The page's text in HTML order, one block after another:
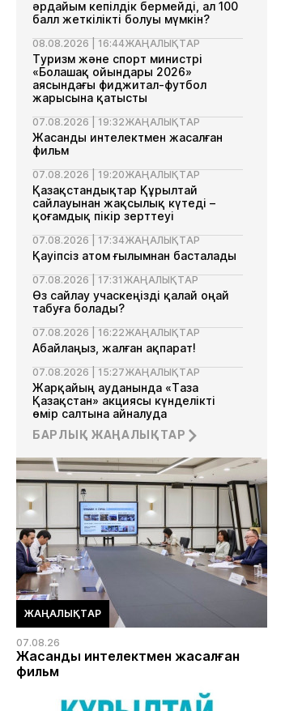
әрдайым кепілдік бермейді, ал 100
балл жеткілікті болуы мүмкін?
08.08.2026 | 16:44ЖАҢАЛЫҚТАР
Туризм және спорт министрі
«Болашақ ойындары 2026»
аясындағы фиджитал-футбол
жарысына қатысты
07.08.2026 | 19:32ЖАҢАЛЫҚТАР
Жасанды интелектмен жасалған
фильм
07.08.2026 | 19:20ЖАҢАЛЫҚТАР
Қазақстандықтар Құрылтай
сайлауынан жақсылық күтеді –
қоғамдық пікір зерттеуі
07.08.2026 | 17:34ЖАҢАЛЫҚТАР
Қауіпсіз атом ғылымнан басталады
07.08.2026 | 17:31 ЖАҢАЛЫҚТАР
Өз сайлау учаскеңізді қалай оңай
табуға болады?
07.08.2026 | 16:22ЖАҢАЛЫҚТАР
Абайлаңыз, жалған ақпарат!
07.08.2026 | 15:27ЖАҢАЛЫҚТАР
Жарқайың ауданында «Таза
Қазақстан» акциясы күнделікті
өмір салтына айналуда
07.08.2026 | 13:35ЖАҢАЛЫҚТАР
жемқорлыққа қарсы комплаенс
мектебі ашылды
БАРЛЫҚ ЖАҢАЛЫҚТАР
ЖАҢАЛЫҚТАР
07.08.26
Жасанды интелектмен жасалған
фильм